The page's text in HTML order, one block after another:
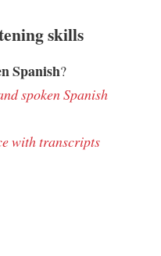
skills
Spanish?
spoken Spanish
with transcripts